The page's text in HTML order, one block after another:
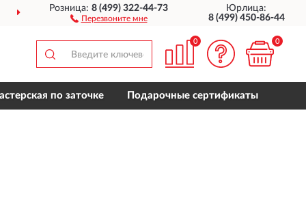
ДОСТАВИМ ПО ВСЕЙ РОССИИ
Розница:8 (499) 322-44-73
Перезвоните мне
Юрлица:
8 (499) 450-86-44
0 0
по заточке Подарочные сертификаты